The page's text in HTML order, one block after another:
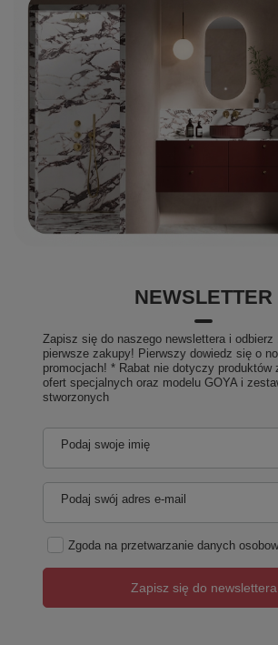
NEWSLETTER
Zapisz się do naszego newslettera i
pierwsze zakupy! Pierwszy dowiedz się o
promocjach! * Rabat nie dotyczy produktów
ofert specjalnych oraz modelu GOYA i
stworzonych
Podaj swoje imię
Podaj swój adres e-mail
Zgoda na przetwarzanie danych
Zapisz się do newslettera